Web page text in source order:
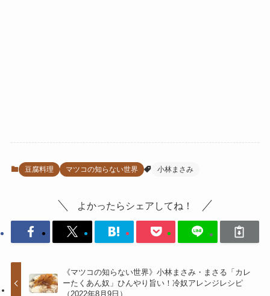
豆腐料理 マツコの知らない世界 小林まさみ
よかったらシェアしてね！
《マツコの知らない世界》小林まさみ・まさる「カレ
ーたくあん奴」ひんやり旨い！冷奴アレンジレシピ
（2022年8月9日）